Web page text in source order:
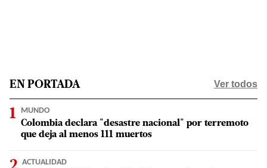
EN PORTADA Ver todos
MUNDO
Colombia declara "desastre nacional" por terremoto
que deja al menos 111 muertos
ACTUALIDAD